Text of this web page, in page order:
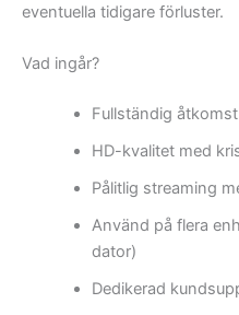
eventuella tidigare förluster.
Vad ingår?
Fullständig
HD-kvalitet med
Pålitlig streaming
Använd på flera
dator)
Dedikerad